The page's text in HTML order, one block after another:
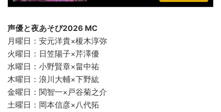
声優と夜あそび2026 MC
月曜日：安元洋貴×榎木淳弥
火曜日：日笠陽子×芹澤優
水曜日：小野賢章×畠中祐
木曜日：浪川大輔×下野紘
金曜日：関智一×戸谷菊之介
土曜日：岡本信彦×八代拓